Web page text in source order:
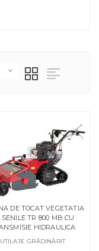
DE TOCAT VEGETATIA
SENILE TR 800 MB CU
HIDRAULICA
UTILAJE GRĂDINĂRIT